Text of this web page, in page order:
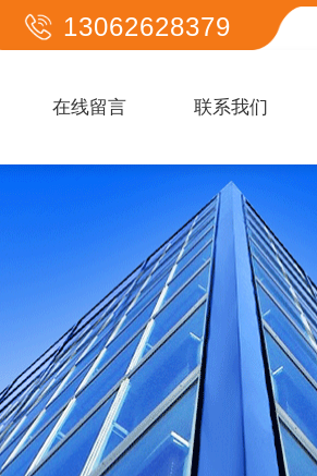
13062628379
在线留言 联系我们